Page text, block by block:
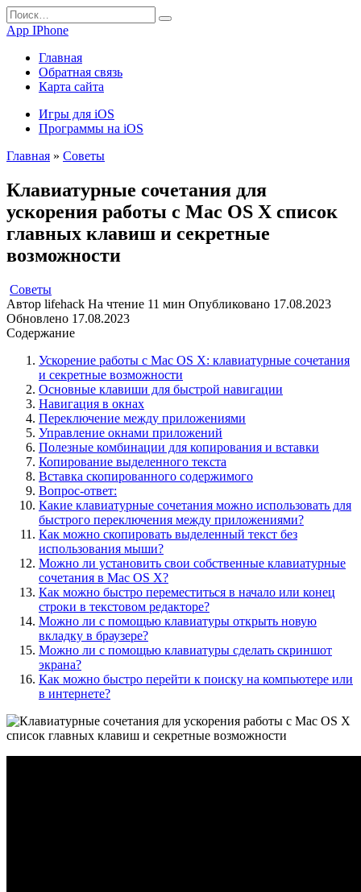
Перейти
к
содержанию
Search
for:
App IPhone
Главная
Обратная связь
Карта сайта
Игры для iOS
Программы на iOS
Главная » Советы
Клавиатурные сочетания для
ускорения работы с Mac OS X список
главных клавиш и секретные
возможности
Советы
Автор lifehack На чтение 11 мин Опубликовано 17.08.2023
Обновлено 17.08.2023
Содержание
Ускорение работы с Mac OS X: клавиатурные сочетания
и секретные возможности
Основные клавиши для быстрой навигации
Навигация в окнах
Переключение между приложениями
Управление окнами приложений
Полезные комбинации для копирования и вставки
Копирование выделенного текста
Вставка скопированного содержимого
Вопрос-ответ:
Какие клавиатурные сочетания можно использовать для
быстрого переключения между приложениями?
Как можно скопировать выделенный текст без
использования мыши?
Можно ли установить свои собственные клавиатурные
сочетания в Mac OS X?
Как можно быстро переместиться в начало или конец
строки в текстовом редакторе?
Можно ли с помощью клавиатуры открыть новую
вкладку в браузере?
Можно ли с помощью клавиатуры сделать скриншот
экрана?
Как можно быстро перейти к поиску на компьютере или
в интернете?